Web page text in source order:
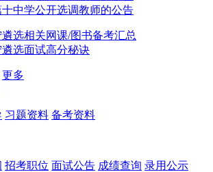
中学公开选调教师的公告
遴选相关网课/图书备考汇总
遴选面试高分秘诀
更多
习题资料 备考资料
招考职位 面试公告 成绩查询 录用公示